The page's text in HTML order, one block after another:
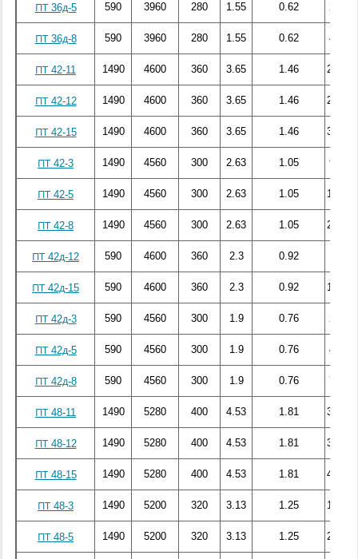
ПТ 36д-5 590 3960 280 1.55 0.62 28.68
ПТ 36д-8 590 3960 280 1.55 0.62 44.16
ПТ 42-11 1490 4600 360 3.65 1.46 244.52
ПТ 42-12 1490 4600 360 3.65 1.46 261.24
ПТ 42-15 1490 4600 360 3.65 1.46 359.36
ПТ 42-3 1490 4560 300 2.63 1.05 98.36
ПТ 42-5 1490 4560 300 2.63 1.05 171.17
ПТ 42-8 1490 4560 300 2.63 1.05 233.87
ПТ 42д-12 590 4600 360 2.3 0.92
ПТ 42д-15 590 4600 360 2.3 0.92 155.56
ПТ 42д-3 590 4560 300 1.9 0.76 25.59
ПТ 42д-5 590 4560 300 1.9 0.76 43.26
ПТ 42д-8 590 4560 300 1.9 0.76 76.04
ПТ 48-11 1490 5280 400 4.53 1.81 309.80
ПТ 48-12 1490 5280 400 4.53 1.81 331.62
ПТ 48-15 1490 5280 400 4.53 1.81 444.58
ПТ 48-3 1490 5200 320 3.13 1.25 119.05
ПТ 48-5 1490 5200 320 3.13 1.25 206.17